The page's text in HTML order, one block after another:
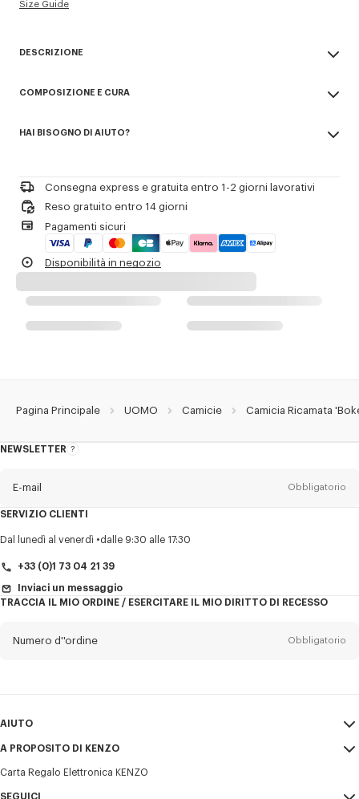
Size Guide
DESCRIZIONE
Cotone oxford.
COMPOSIZIONE E CURA
100% cotton
Stirare a bassa temperatura
Non asciugare in asciugatrice
Lavaggio leggero molto delicato a 30ºC
Lavaggio professionale in acqua molto delicato
HAI BISOGNO DI AIUTO?
Consegna express e gratuita entro 1-2 giorni lavorativi
Reso gratuito entro 14 giorni
Pagamenti sicuri
Disponibilità in negozio
Pagina Principale UOMO Camicie Camicia Ricamata
NEWSLETTER
Informazioni
E-mail Obbligatorio
TitoloObbligatorio
SERVIZIO CLIENTI
Dal lunedì al venerdì dalle 9:30 alle 17:30
+33 (0)1 73 04 21 39
Inviaci un messaggio
TRACCIA IL MIO ORDINE / ESERCITARE IL MIO DIRITTO DI RECESSO
Numero d''ordine Obbligatorio
AIUTO
Il mio account
Guida alle taglie
FAQ
A PROPOSITO DI KENZO
Condizioni di vendita
Carta Regalo Elettronica KENZO
SEGUICI